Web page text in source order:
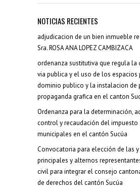
NOTICIAS RECIENTES
adjudicacion de un bien inmueble
Sra. ROSA ANA LOPEZ CAMBIZACA
ordenanza sustitutiva que regula la
via publica y el uso de los espacios
dominio publico y la instalacion de
propaganda grafica en el canton
Ordenanza para la determinación,
control y recaudación del impuesto
municipales en el cantón Sucúa
Convocatoria para elección de las
principales y alternos
civil para integrar el consejo
de derechos del cantón Sucúa